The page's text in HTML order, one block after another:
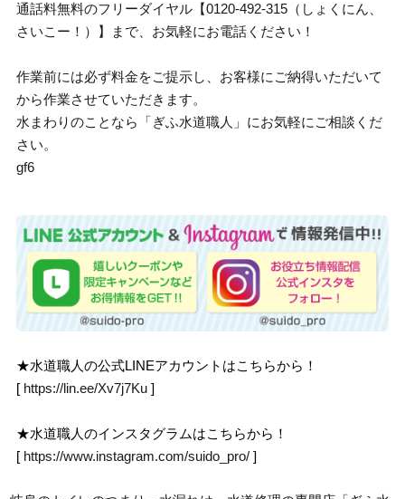
通話料無料のフリーダイヤル【0120-492-315（しょくにん、
さいこー！）】まで、お気軽にお電話ください！
作業前には必ず料金をご提示し、お客様にご納得いただいて
から作業させていただきます。
水まわりのことなら「ぎふ水道職人」にお気軽にご相談くだ
さい。
gf6
★水道職人の公式LINEアカウントはこちらから！
[ https://lin.ee/Xv7j7Ku ]
★水道職人のインスタグラムはこちらから！
[ https://www.instagram.com/suido_pro/ ]